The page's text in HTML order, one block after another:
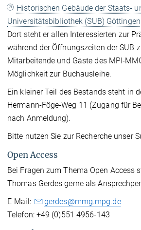
Historischen Gebäude der Staats-
Universitätsbibliothek (SUB) Göttingen
Dort steht er allen Interessierten zur
während der Öffnungszeiten der SUB
Mitarbeitende und Gäste des MPI-
Möglichkeit zur Buchausleihe.
Ein kleiner Teil des Bestands steht in
Hermann-Föge-Weg 11 (Zugang für
nach Anmeldung).
Bitte nutzen Sie zur Recherche unser
Open Access
Bei Fragen zum Thema Open Access
Thomas Gerdes gerne als
E-Mail:
gerdes@mmg.mpg.de
Telefon: +49 (0)551 4956-143